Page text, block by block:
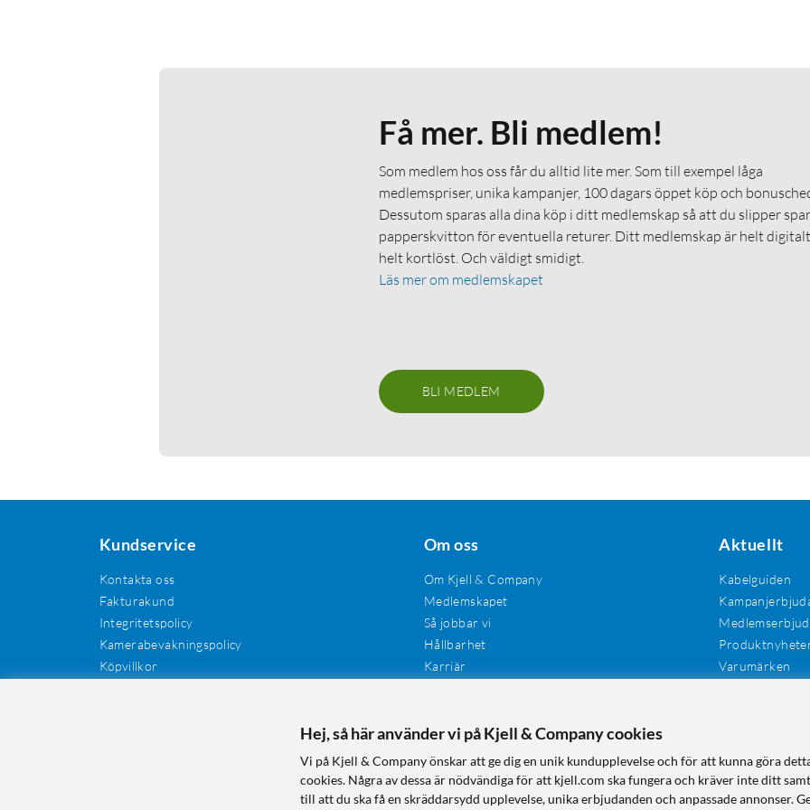
Få mer. Bli medlem!
Som medlem hos oss får du alltid lite mer. Som till exempel låga
medlemspriser, unika kampanjer, 100 dagars öppet köp och
Dessutom sparas alla dina köp i ditt medlemskap så att du slipper
papperskvitton för eventuella returer. Ditt medlemskap är helt
helt kortlöst. Och väldigt smidigt.
Läs mer om medlemskapet
BLI MEDLEM
Kundservice
Kontakta oss
Fakturakund
Integritetspolicy
Kamerabevakningspolicy
Köpvillkor
Om oss
Om Kjell & Company
Medlemskapet
Så jobbar vi
Hållbarhet
Karriär
Tillgänglighet
Aktuellt
Kabelguiden
Varumärken
Hej, så här använder vi på Kjell & Company cookies
Vi på Kjell & Company önskar att ge dig en unik kundupplevelse och för att kunna göra
cookies. Några av dessa är nödvändiga för att kjell.com ska fungera och kräver inte ditt
till att du ska få en skräddarsydd upplevelse, unika erbjudanden och anpassade annonser.